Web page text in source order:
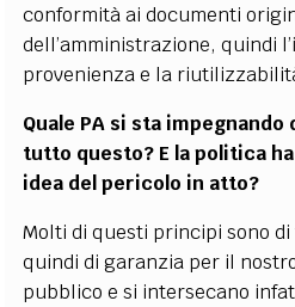
conformità ai documenti
dell’amministrazione, quindi
provenienza e la
Quale PA si sta
tutto questo? E la politica
idea del pericolo in atto?
Molti di questi principi sono
quindi di garanzia per il
pubblico e si intersecano